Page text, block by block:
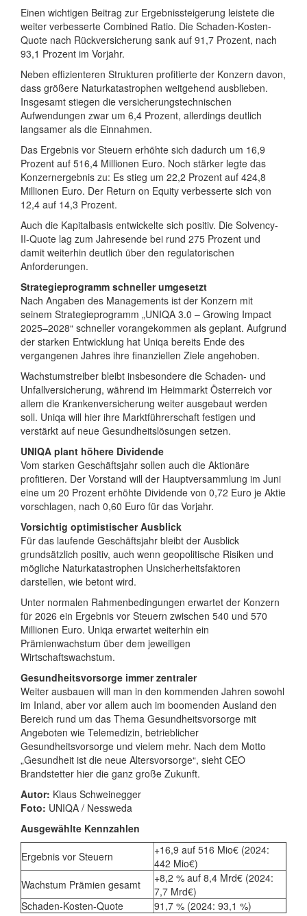
Einen wichtigen Beitrag zur Ergebnissteigerung leistete die
weiter verbesserte Combined Ratio. Die Schaden-Kosten-
Quote nach Rückversicherung sank auf 91,7 Prozent, nach
93,1 Prozent im Vorjahr.
Neben effizienteren Strukturen profitierte der Konzern davon,
dass größere Naturkatastrophen weitgehend ausblieben.
Insgesamt stiegen die versicherungstechnischen
Aufwendungen zwar um 6,4 Prozent, allerdings deutlich
langsamer als die Einnahmen.
Das Ergebnis vor Steuern erhöhte sich dadurch um 16,9
Prozent auf 516,4 Millionen Euro. Noch stärker legte das
Konzernergebnis zu: Es stieg um 22,2 Prozent auf 424,8
Millionen Euro. Der Return on Equity verbesserte sich von
12,4 auf 14,3 Prozent.
Auch die Kapitalbasis entwickelte sich positiv. Die Solvency-
II-Quote lag zum Jahresende bei rund 275 Prozent und
damit weiterhin deutlich über den regulatorischen
Anforderungen.
Strategieprogramm schneller umgesetzt
Nach Angaben des Managements ist der Konzern mit
seinem Strategieprogramm „UNIQA 3.0 – Growing Impact
2025–2028“ schneller vorangekommen als geplant. Aufgrund
der starken Entwicklung hat Uniqa bereits Ende des
vergangenen Jahres ihre finanziellen Ziele angehoben.
Wachstumstreiber bleibt insbesondere die Schaden- und
Unfallversicherung, während im Heimmarkt Österreich vor
allem die Krankenversicherung weiter ausgebaut werden
soll. Uniqa will hier ihre Marktführerschaft festigen und
verstärkt auf neue Gesundheitslösungen setzen.
UNIQA plant höhere Dividende
Vom starken Geschäftsjahr sollen auch die Aktionäre
profitieren. Der Vorstand will der Hauptversammlung im Juni
eine um 20 Prozent erhöhte Dividende von 0,72 Euro je Aktie
vorschlagen, nach 0,60 Euro für das Vorjahr.
Vorsichtig optimistischer Ausblick
Für das laufende Geschäftsjahr bleibt der Ausblick
grundsätzlich positiv, auch wenn geopolitische Risiken und
mögliche Naturkatastrophen Unsicherheitsfaktoren
darstellen, wie betont wird.
Unter normalen Rahmenbedingungen erwartet der Konzern
für 2026 ein Ergebnis vor Steuern zwischen 540 und 570
Millionen Euro. Uniqa erwartet weiterhin ein
Prämienwachstum über dem jeweiligen
Wirtschaftswachstum.
Gesundheitsvorsorge immer zentraler
Weiter ausbauen will man in den kommenden Jahren sowohl
im Inland, aber vor allem auch im boomenden Ausland den
Bereich rund um das Thema Gesundheitsvorsorge mit
Angeboten wie Telemedizin, betrieblicher
Gesundheitsvorsorge und vielem mehr. Nach dem Motto
„Gesundheit ist die neue Altersvorsorge“, sieht CEO
Brandstetter hier die ganz große Zukunft.
Autor: Klaus Schweinegger
Foto: UNIQA / Nessweda
Ausgewählte Kennzahlen
Ergebnis vor Steuern
+16,9 auf 516 Mio€ (2024:
442 Mio€)
Wachstum Prämien gesamt
+8,2 % auf 8,4 Mrd€ (2024:
7,7 Mrd€)
Schaden-Kosten-Quote
91,7 % (2024: 93,1 %)